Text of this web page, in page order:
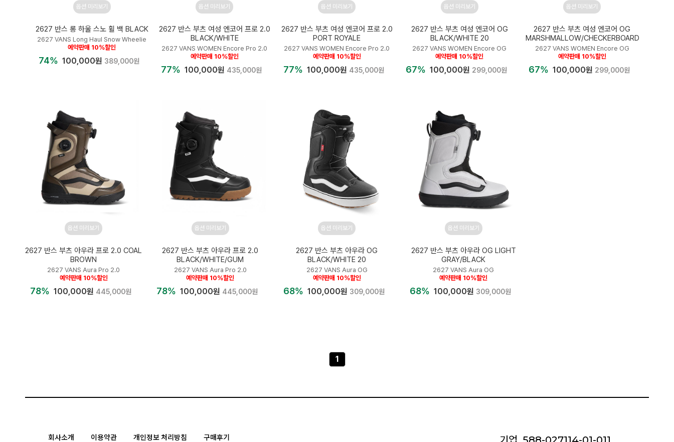
옵션 미리보기
2627 반스 롱 하울 스노 휠 백 BLACK
2627 VANS Long Haul Snow Wheelie
예약판매 10%할인
74% 100,000원 389,000원
옵션 미리보기
2627 반스 부츠 여성 엔코어 프로 2.0
BLACK/WHITE
2627 VANS WOMEN Encore Pro 2.0
예약판매 10%할인
77% 100,000원 435,000원
옵션 미리보기
2627 반스 부츠 여성 엔코어 프로 2.0
PORT ROYALE
2627 VANS WOMEN Encore Pro 2.0
예약판매 10%할인
77% 100,000원 435,000원
옵션 미리보기
2627 반스 부츠 여성 엔코어 OG
BLACK/WHITE 20
2627 VANS WOMEN Encore OG
예약판매 10%할인
67% 100,000원 299,000원
옵션 미리보기
2627 반스 부츠 여성 엔코어 OG
MARSHMALLOW/CHECKERBOARD
2627 VANS WOMEN Encore OG
예약판매 10%할인
67% 100,000원 299,000원
옵션 미리보기
2627 반스 부츠 아우라 프로 2.0 COAL
BROWN
2627 VANS Aura Pro 2.0
예약판매 10%할인
78% 100,000원 445,000원
옵션 미리보기
2627 반스 부츠 아우라 프로 2.0
BLACK/WHITE/GUM
2627 VANS Aura Pro 2.0
예약판매 10%할인
78% 100,000원 445,000원
옵션 미리보기
2627 반스 부츠 아우라 OG
BLACK/WHITE 20
2627 VANS Aura OG
예약판매 10%할인
68% 100,000원 309,000원
옵션 미리보기
2627 반스 부츠 아우라 OG LIGHT
GRAY/BLACK
2627 VANS Aura OG
예약판매 10%할인
68% 100,000원 309,000원
1
회사소개 이용약관 개인정보 처리방침 구매후기